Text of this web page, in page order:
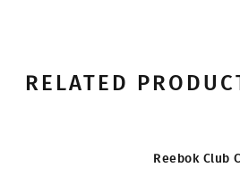
RELATED
Reebok Club